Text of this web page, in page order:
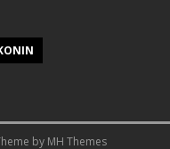
by MH Themes